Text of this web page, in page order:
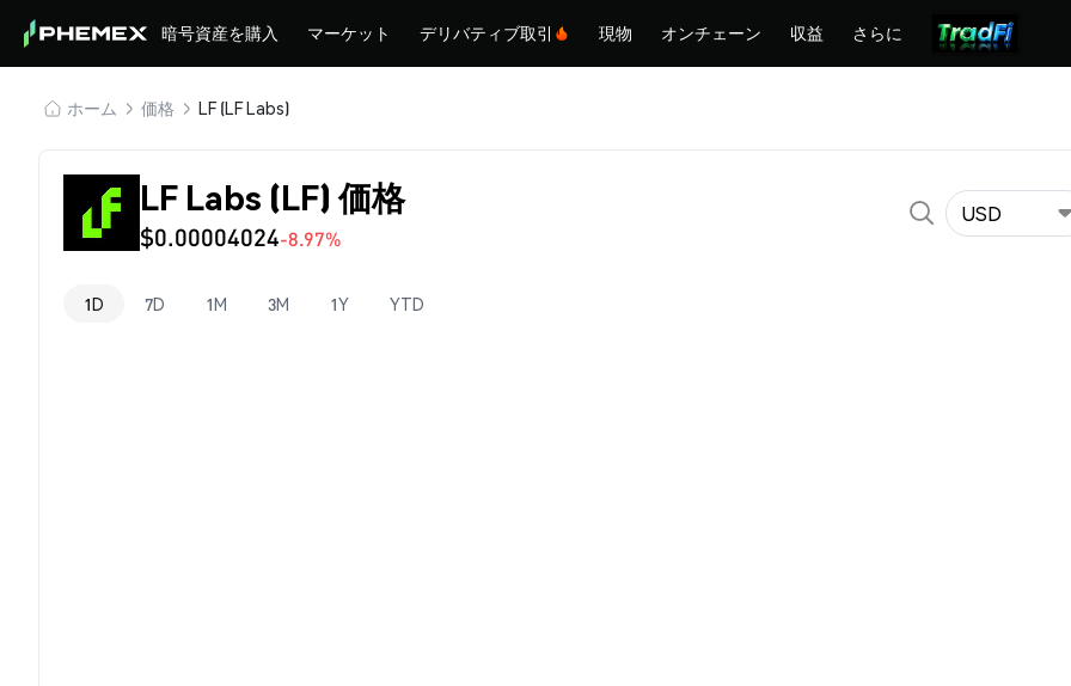
暗号資産を購入 マーケット デリバティブ取引 現物 オンチェーン 収益 さらに
ホーム 価格 LF (LF Labs)
LF Labs (LF) 価格
$0.00004024-8.97%
USD
1D 7D 1M 3M 1Y YTD